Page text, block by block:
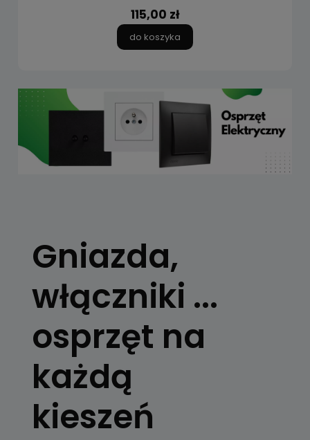
115,00 zł
do koszyka
Gniazda,
włączniki ...
osprzęt na
każdą
kieszeń